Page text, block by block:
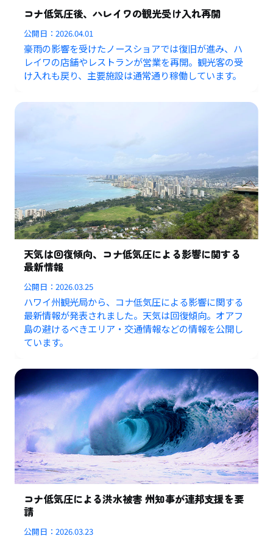
コナ低気圧後、ハレイワの観光受け入れ再開
公開日：2026.04.01
豪雨の影響を受けたノースショアでは復旧が進み、ハ
レイワの店舗やレストランが営業を再開。観光客の受
け入れも戻り、主要施設は通常通り稼働しています。
天気は回復傾向、コナ低気圧による影響に関する
最新情報
公開日：2026.03.25
ハワイ州観光局から、コナ低気圧による影響に関する
最新情報が発表されました。天気は回復傾向。オアフ
島の避けるべきエリア・交通情報などの情報を公開し
ています。
コナ低気圧による洪水被害 州知事が連邦支援を要
請
公開日：2026.03.23